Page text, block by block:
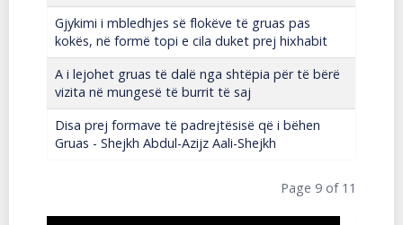
Gjykimi i mbledhjes së flokëve të gruas pas
kokës, në formë topi e cila duket prej hixhabit
A i lejohet gruas të dalë nga shtëpia për të bërë
vizita në mungesë të burrit të saj
Disa prej formave të padrejtësisë që i bëhen
Gruas - Shejkh Abdul-Azijz Aali-Shejkh
Page 9 of 11